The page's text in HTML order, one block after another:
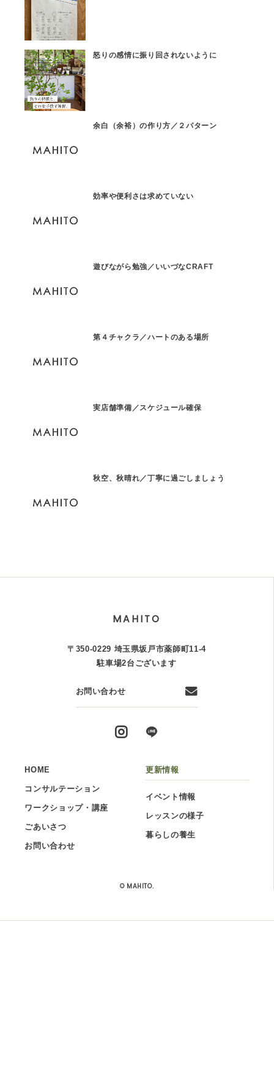
怒りの感情に振り回されないように
余白（余裕）の作り方／２パターン
効率や便利さは求めていない
遊びながら勉強／いいづなCRAFT
第４チャクラ／ハートのある場所
実店舗準備／スケジュール確保
秋空、秋晴れ／丁寧に過ごしましょう
MAHITO
〒350-0229 埼玉県坂戸市薬師町11-4
駐車場2台ございます
お問い合わせ
HOME
コンサルテーション
ワークショップ・講座
ごあいさつ
お問い合わせ
更新情報
イベント情報
レッスンの様子
暮らしの養生
© MAHITO.